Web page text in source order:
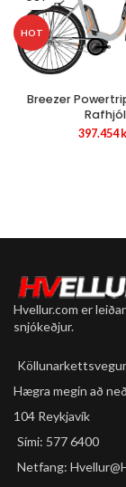
HOT
Breezer Powertrip
Rafhjól
397.454
Hvellur.com er
snjókeðjur.
Hægra megin að
104 Reykjavík
Sími: 577 6400
Netfang: